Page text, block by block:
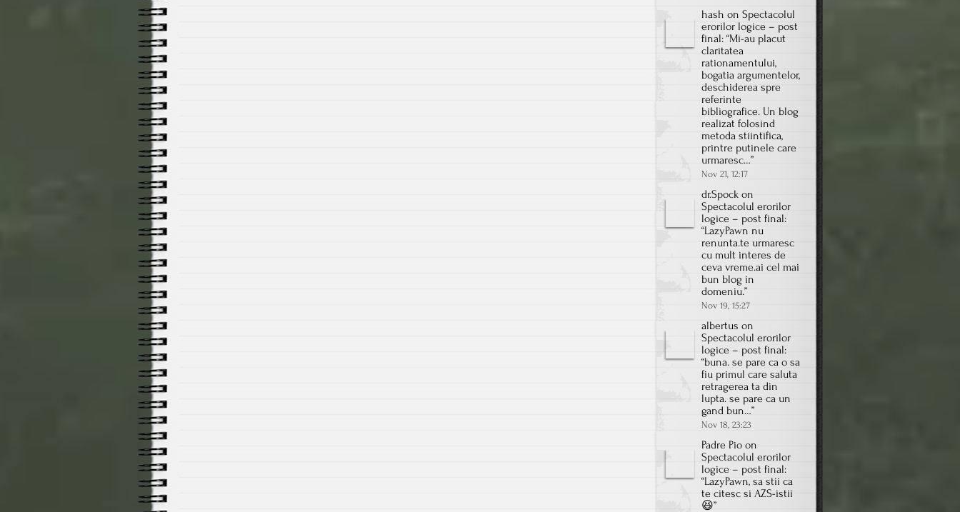
hash on Spectacolul
erorilor logice – post
final: “Mi-au placut
claritatea
rationamentului,
bogatia argumentelor,
deschiderea spre
referinte
bibliografice. Un blog
realizat folosind
metoda stiintifica,
printre putinele care
urmaresc…”
Nov 21, 12:17
dr.Spock on
Spectacolul erorilor
logice – post final:
“LazyPawn nu
renunta.te urmaresc
cu mult interes de
ceva vreme.ai cel mai
bun blog in
domeniu.”
Nov 19, 15:27
albertus on
Spectacolul erorilor
logice – post final:
“buna. se pare ca o sa
fiu primul care saluta
retragerea ta din
lupta. se pare ca un
gand bun…”
Nov 18, 23:23
Padre Pio on
Spectacolul erorilor
logice – post final:
“LazyPawn, sa stii ca
te citesc si AZS-istii
😆”